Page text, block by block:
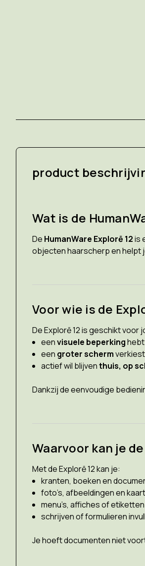
product
Wat is de
De HumanWare Explorē 12is
objecten haarscherp en helpt
Voor wie is de
De Explorē 12 is geschikt voor
eenvisuele beperking
een groter scherm
actief wil blijventhuis, op
Dankzij de eenvoudige
Waarvoor kan je
Met de Explorē 12 kan je:
kranten, boeken en
foto’s, afbeeldingen en
menu’s, affiches of
schrijven of formulieren
Je hoeft documenten niet